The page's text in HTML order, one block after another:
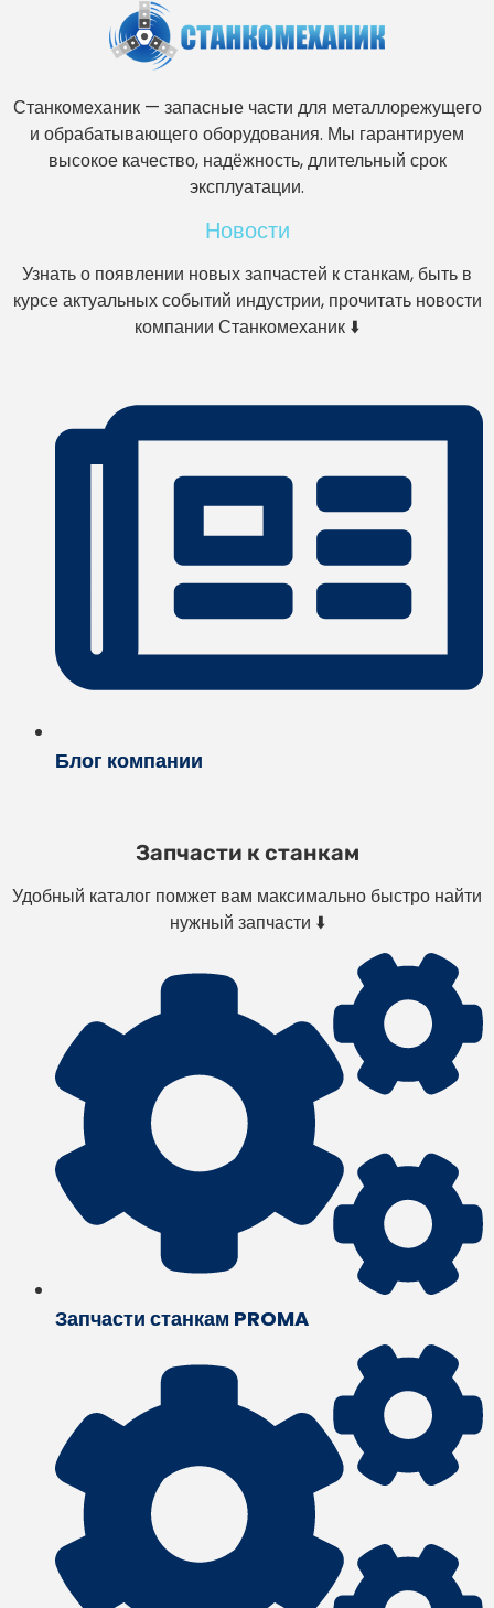
Станкомеханик — запасные части для металлорежущего
и обрабатывающего оборудования. Мы гарантируем
высокое качество, надёжность, длительный срок
эксплуатации.
Новости
Узнать о появлении новых запчастей к станкам, быть в
курсе актуальных событий индустрии, прочитать новости
компании Станкомеханик ⬇️
Блог компании
Запчасти к станкам
Удобный каталог помжет вам максимально быстро найти
нужный запчасти ⬇️
Запчасти станкам PROMA